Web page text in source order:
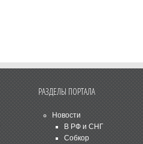
РАЗДЕЛЫ ПОРТАЛА
Новости
В РФ и СНГ
Собкор